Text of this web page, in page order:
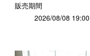
販売期間
2026/08/08 19:00